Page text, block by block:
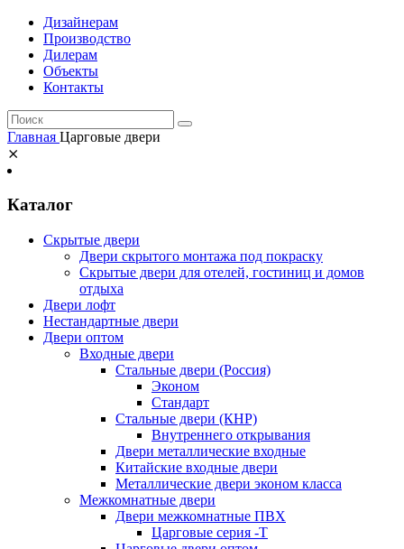
Дизайнерам
Производство
Дилерам
Объекты
Контакты
Главная Царговые двери
⨯
Каталог
Скрытые двери
Двери скрытого монтажа под покраску
Скрытые двери для отелей, гостиниц и домов
отдыха
Двери лофт
Нестандартные двери
Двери оптом
Входные двери
Стальные двери (Россия)
Эконом
Стандарт
Стальные двери (КНР)
Внутреннего открывания
Двери металлические входные
Китайские входные двери
Металлические двери эконом класса
Межкомнатные двери
Двери межкомнатные ПВХ
Царговые серия -Т